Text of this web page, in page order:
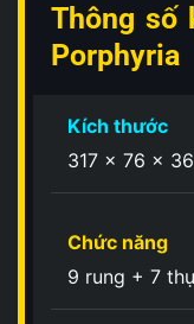
Thông số
Porphyria
Kích thước
317 × 76 ×
Chức năng
9 rung + 7